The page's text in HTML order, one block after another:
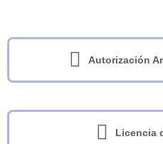
Autorización
Licencia